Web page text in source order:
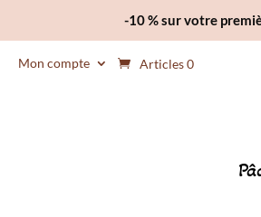
-10 % sur votre
Mon compte Articles 0